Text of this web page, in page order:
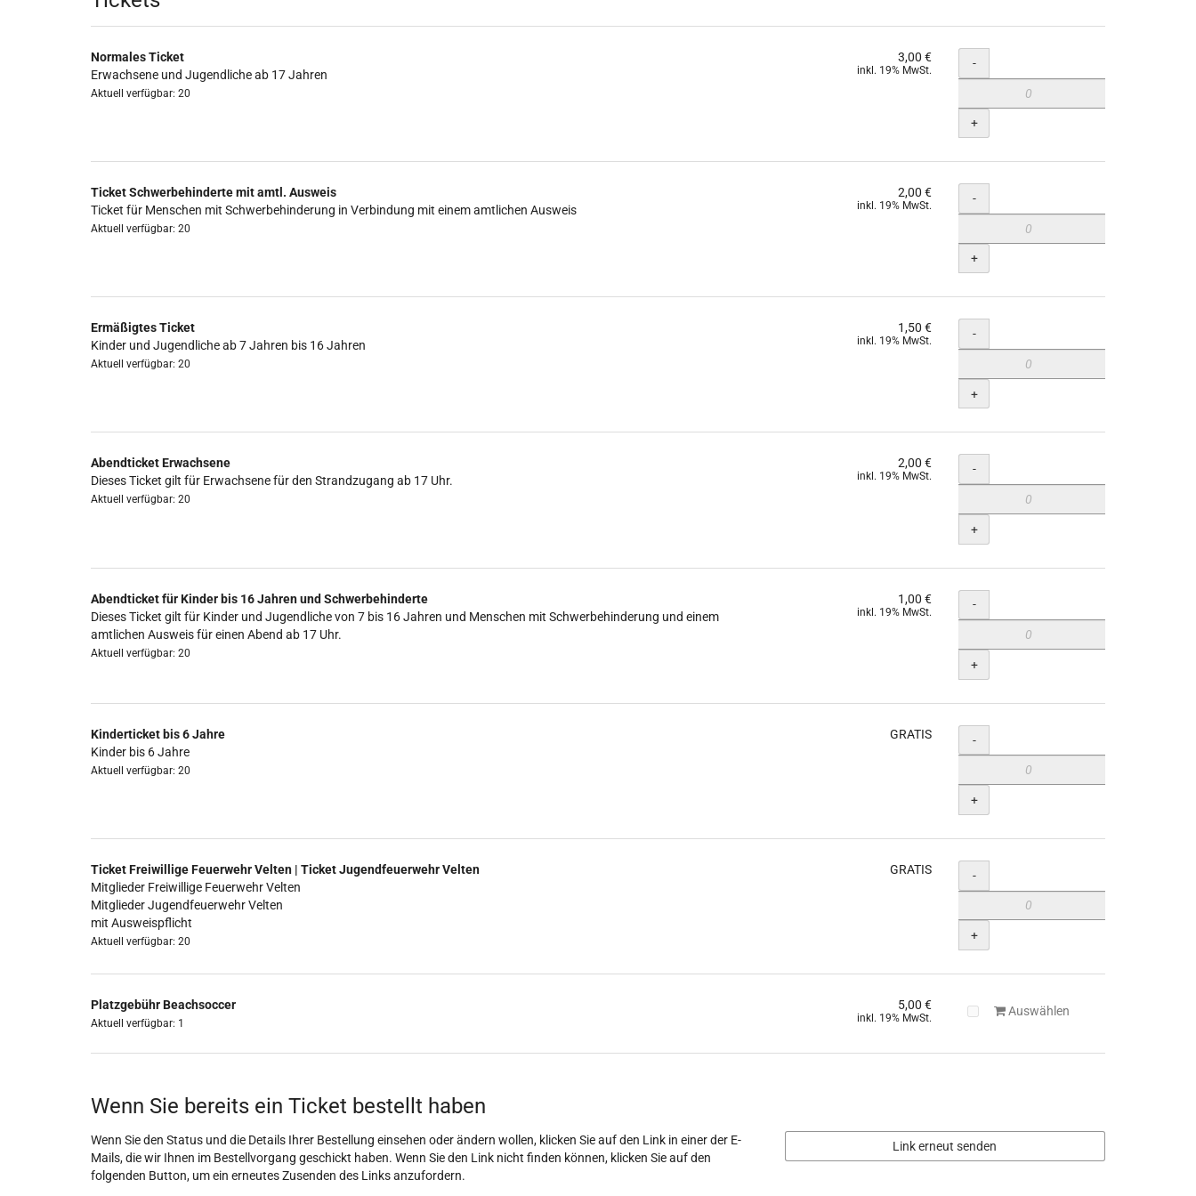
Normales Ticket
Erwachsene und Jugendliche ab 17 Jahren
Aktuell verfügbar: 20
3,00 €
inkl. 19% MwSt. Menge
-
+
Ticket Schwerbehinderte mit amtl. Ausweis
Ticket für Menschen mit Schwerbehinderung in Verbindung mit einem amtlichen Ausweis
Aktuell verfügbar: 20
2,00 €
inkl. 19% MwSt. Menge
-
+
Ermäßigtes Ticket
Kinder und Jugendliche ab 7 Jahren bis 16 Jahren
Aktuell verfügbar: 20
1,50 €
inkl. 19% MwSt. Menge
-
+
Abendticket Erwachsene
Dieses Ticket gilt für Erwachsene für den Strandzugang ab 17 Uhr.
Aktuell verfügbar: 20
2,00 €
inkl. 19% MwSt. Menge
-
+
Abendticket für Kinder bis 16 Jahren und Schwerbehinderte
Dieses Ticket gilt für Kinder und Jugendliche von 7 bis 16 Jahren und Menschen mit Schwerbehinderung und einem
amtlichen Ausweis für einen Abend ab 17 Uhr.
Aktuell verfügbar: 20
1,00 €
inkl. 19% MwSt. Menge
-
+
Kinderticket bis 6 Jahre
Kinder bis 6 Jahre
Aktuell verfügbar: 20
GRATIS Menge
-
+
Ticket Freiwillige Feuerwehr Velten | Ticket Jugendfeuerwehr Velten
Mitglieder Freiwillige Feuerwehr Velten
Mitglieder Jugendfeuerwehr Velten
mit Ausweispflicht
Aktuell verfügbar: 20
GRATIS Menge
-
+
Platzgebühr Beachsoccer
Aktuell verfügbar: 1
5,00 €
inkl. 19% MwSt.
Auswählen
Wenn Sie bereits ein Ticket bestellt haben
Wenn Sie den Status und die Details Ihrer Bestellung einsehen oder ändern wollen, klicken Sie auf den Link in einer der E-
Mails, die wir Ihnen im Bestellvorgang geschickt haben. Wenn Sie den Link nicht finden können, klicken Sie auf den
folgenden Button, um ein erneutes Zusenden des Links anzufordern.
Link erneut senden